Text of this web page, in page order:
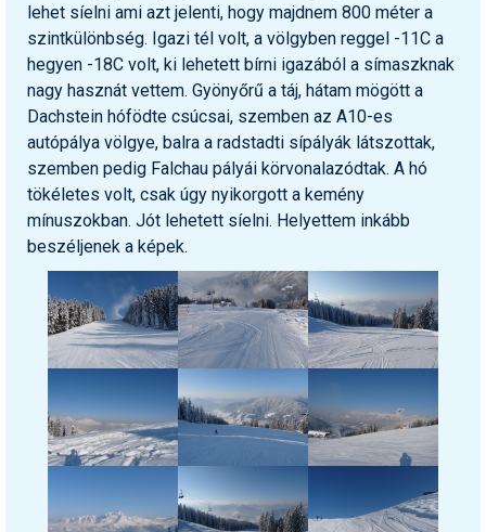
lehet síelni ami azt jelenti, hogy majdnem 800 méter a
szintkülönbség. Igazi tél volt, a völgyben reggel -11C a
hegyen -18C volt, ki lehetett bírni igazából a símaszknak
nagy hasznát vettem. Gyönyőrű a táj, hátam mögött a
Dachstein hófödte csúcsai, szemben az A10-es
autópálya völgye, balra a radstadti sípályák látszottak,
szemben pedig Falchau pályái körvonalazódtak. A hó
tökéletes volt, csak úgy nyikorgott a kemény
mínuszokban. Jót lehetett síelni. Helyettem inkább
beszéljenek a képek.